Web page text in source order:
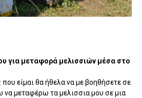
για μεταφορά μελισσιών μέσα στο
είμαι θα ήθελα να με βοηθήσετε σε
μεταφέρω τα μελισσια μου σε μια